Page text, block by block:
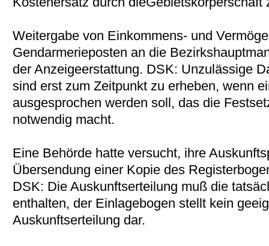
Weitergabe von Einkommens- und
Gendarmerieposten an die
der Anzeigeerstattung. DSK: Unzulässige
sind erst zum Zeitpunkt zu erheben, wenn
ausgesprochen werden soll, das die
notwendig macht.
Eine Behörde hatte versucht, ihre
Übersendung einer Kopie des
DSK: Die Auskunftserteilung muß die
enthalten, der Einlagebogen stellt kein
Auskunftserteilung dar.